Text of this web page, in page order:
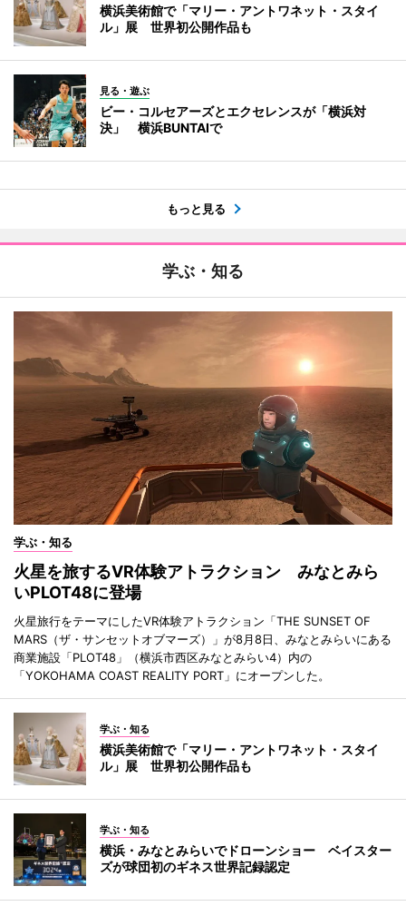
横浜美術館で「マリー・アントワネット・スタイ
ル」展 世界初公開作品も
見る・遊ぶ
ビー・コルセアーズとエクセレンスが「横浜対
決」 横浜BUNTAIで
もっと見る
学ぶ・知る
学ぶ・知る
火星を旅するVR体験アトラクション みなとみら
いPLOT48に登場
火星旅行をテーマにしたVR体験アトラクション「THE SUNSET OF
MARS（ザ・サンセットオブマーズ）」が8月8日、みなとみらいにある
商業施設「PLOT48」（横浜市西区みなとみらい4）内の
「YOKOHAMA COAST REALITY PORT」にオープンした。
学ぶ・知る
横浜美術館で「マリー・アントワネット・スタイ
ル」展 世界初公開作品も
学ぶ・知る
横浜・みなとみらいでドローンショー ベイスター
ズが球団初のギネス世界記録認定